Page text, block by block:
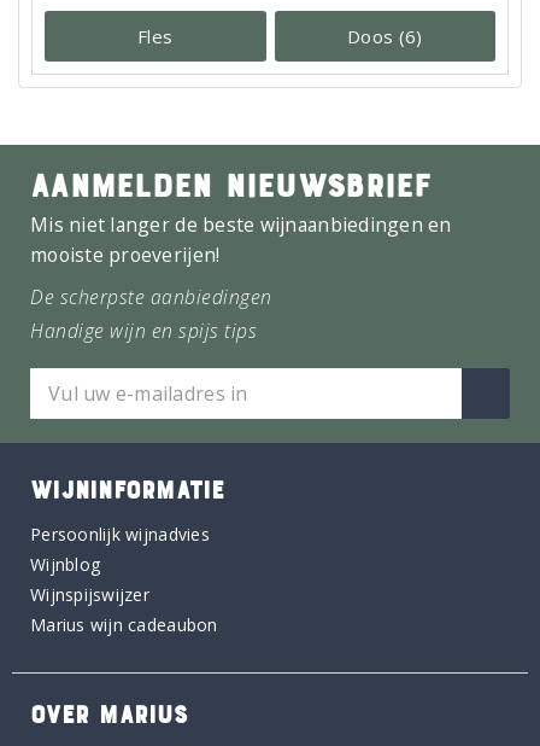
Fles Doos (6)
AANMELDEN NIEUWSBRIEF
Mis niet langer de beste wijnaanbiedingen en
mooiste proeverijen!
De scherpste aanbiedingen
Handige wijn en spijs tips
WIJNINFORMATIE
Persoonlijk wijnadvies
Wijnblog
Wijnspijswijzer
Marius wijn cadeaubon
OVER MARIUS